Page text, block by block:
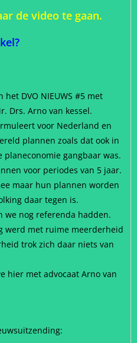
de video te gaan.
DVO NIEUWS #5 met
Drs. Arno van kessel.
voor Nederland en
plannen zoals dat ook in
gangbaar was.
voor periodes van 5 jaar.
maar hun plannen worden
daar tegen is.
we nog referenda hadden.
werd met ruime meerderheid
trok zich daar niets van
hier met advocaat Arno van